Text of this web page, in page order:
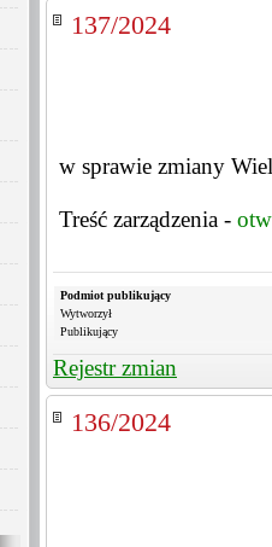
137/2024
w sprawie zmiany
Treść zarządzenia -
Podmiot publikujący
Wytworzył
Publikujący
Rejestr zmian
136/2024